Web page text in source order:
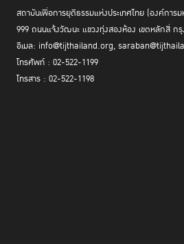
สถาบันเพื่อการยุติธรรมแห่งประเทศไทย (องค์การม
999 ถนนแจ้งวัฒนะ แขวงทุ่งสองห้อง เขตหลักสี่ กรุ
อีเมล: info@tijthailand.org,
โทรศัพท์ : 02-522-1199
โทรสาร : 02-522-1198